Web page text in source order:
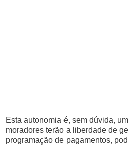
Esta autonomia é, sem dúvida,
moradores terão a liberdade de
programação de pagamentos,